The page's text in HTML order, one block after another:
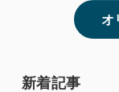
オ
新着記事